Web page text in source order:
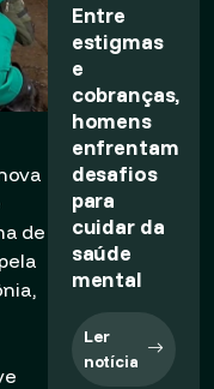
de
Entre
estigmas
e
cobranças,
homens
enfrentam
desafios
para
cuidar da
saúde
mental
Ler
notícia